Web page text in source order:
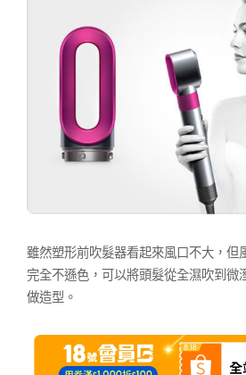
雖然塑形前吹髮器看起來風口不大，但
完全不遜色，可以將頭髮從全濕吹到微
做造型。